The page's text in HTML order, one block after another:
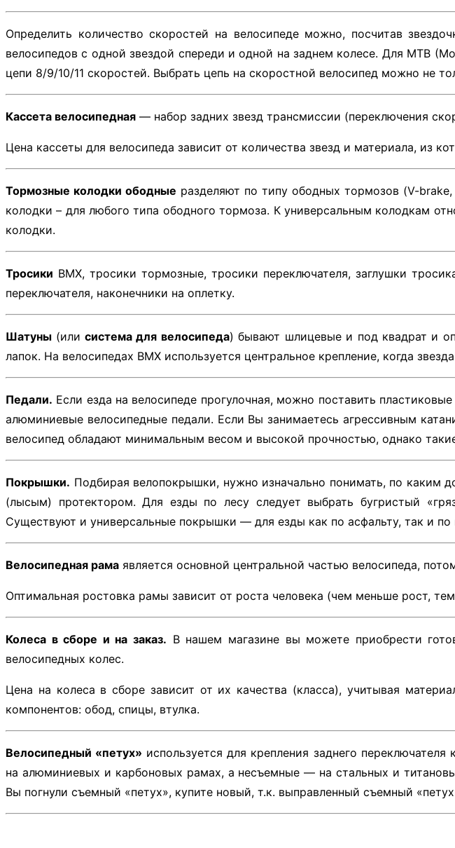
Определить количество скоростей на велосипеде можно, посчитав
велосипедов с одной звездой спереди и одной на заднем колесе. Для MTB
цепи 8/9/10/11 скоростей. Выбрать цепь на скоростной велосипед можно не
Кассета велосипедная — набор задних звезд трансмиссии (переключения
Цена кассеты для велосипеда зависит от количества звезд и материала, из
Тормозные колодки ободные разделяют по типу ободных тормозов (V-
колодки – для любого типа ободного тормоза. К универсальным колодкам
колодки.
Тросики BMX, тросики тормозные, тросики переключателя, заглушки
переключателя, наконечники на оплетку.
Шатуны (или система для велосипеда) бывают шлицевые и под квадрат и
лапок. На велосипедах BMX используется центральное крепление, когда
Педали. Если езда на велосипеде прогулочная, можно поставить
алюминиевые велосипедные педали. Если Вы занимаетесь агрессивным
велосипед обладают минимальным весом и высокой прочностью, однако
Покрышки. Подбирая велопокрышки, нужно изначально понимать, по каким
(лысым) протектором. Для езды по лесу следует выбрать бугристый
Существуют и универсальные покрышки — для езды как по асфальту, так и
Велосипедная рама является основной центральной частью велосипеда,
Оптимальная ростовка рамы зависит от роста человека (чем меньше рост,
Колеса в сборе и на заказ. В нашем магазине вы можете приобрести
велосипедных колес.
Цена на колеса в сборе зависит от их качества (класса), учитывая
компонентов: обод, спицы, втулка.
Велосипедный «петух» используется для крепления заднего
на алюминиевых и карбоновых рамах, а несъемные — на стальных и
Вы погнули съемный «петух», купите новый, т.к. выправленный съемный